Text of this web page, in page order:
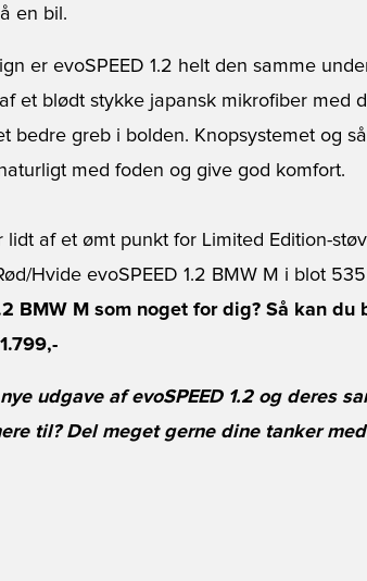
en bil.
er evoSPEED 1.2 helt den samme
et blødt stykke japansk mikrofiber med
bedre greb i bolden. Knopsystemet og
med foden og give god komfort.
af et ømt punkt for Limited Edition-
Hvide evoSPEED 1.2 BMW M i blot
BMW M som noget for dig? Så kan
udgave af evoSPEED 1.2 og deres
til? Del meget gerne dine tanker